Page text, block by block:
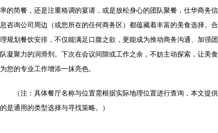
率的简餐，还是注重格调的宴请，或是放松身心的团队聚餐，仕华商务信
息咨询公司周边（或您所在的任何商务区）都蕴藏着丰富的美食选择。合
理规划餐饮安排，不仅能满足口腹之欲，更能成为推动商务沟通、加强团
队凝聚力的润滑剂。下次在会议间隙或工作之余，不妨主动探索，让美食
为您的专业工作增添一抹亮色。
（注：具体餐厅名称与位置需根据实际地理位置进行查询，本文提供
的是通用的类型选择与寻找策略。）